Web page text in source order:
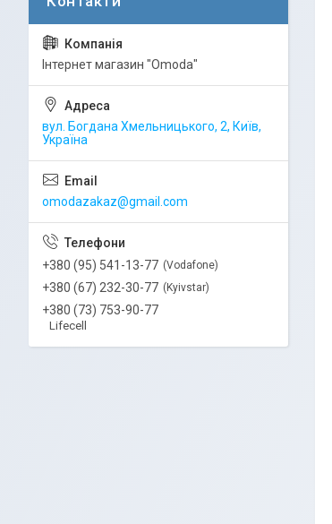
Інтернет магазин "Omoda"
вул. Богдана Хмельницького, 2, Київ,
Україна
omodazakaz@gmail.com
+380 (95) 541-13-77 Vodafone
+380 (67) 232-30-77 Kyivstar
+380 (73) 753-90-77
Lifecell